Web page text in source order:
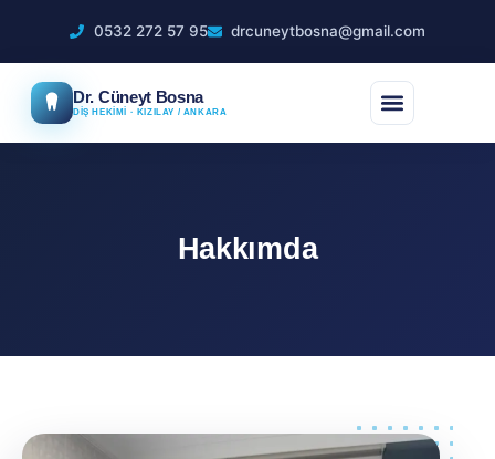
0532 272 57 95 drcuneytbosna@gmail.com
Dr. Cüneyt Bosna
DİŞ HEKİMİ · KIZILAY / ANKARA
Hakkımda